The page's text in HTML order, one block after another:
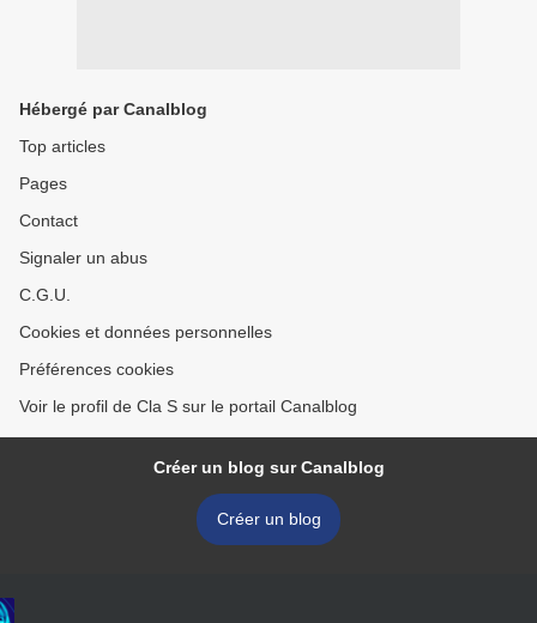
Hébergé par Canalblog
Top articles
Pages
Contact
Signaler un abus
C.G.U.
Cookies et données personnelles
Préférences cookies
Voir le profil de Cla S sur le portail Canalblog
Créer un blog sur Canalblog
Créer un blog